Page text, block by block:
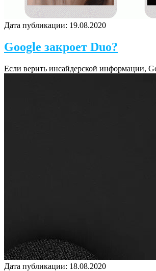
Дата публикации: 19.08.2020
Google закроет Duo?
Если верить инсайдерской информации,
Дата публикации: 18.08.2020